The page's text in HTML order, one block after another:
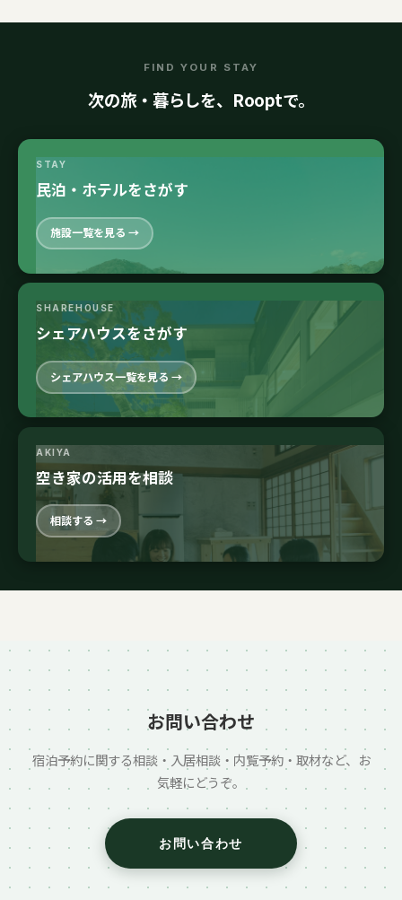
FIND YOUR STAY
次の旅・暮らしを、Rooptで。
STAY
民泊・ホテルをさがす
施設一覧を見る →
SHAREHOUSE
シェアハウスをさがす
シェアハウス一覧を見る →
AKIYA
空き家の活用を相談
相談する →
お問い合わせ
宿泊予約に関する相談・入居相談・内覧予約・取材など、お
気軽にどうぞ。
お問い合わせ